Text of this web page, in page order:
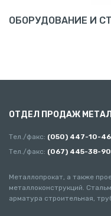
ОБОРУДОВАНИЕ И
ОТДЕЛ ПРОДАЖ
Тел./факс: (050) 447-10-46
Тел./факс: (067) 445-38-90
Металлопрокат, а также
металлоконструкций.
арматура строительная,